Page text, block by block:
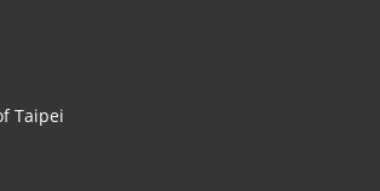
Taipei